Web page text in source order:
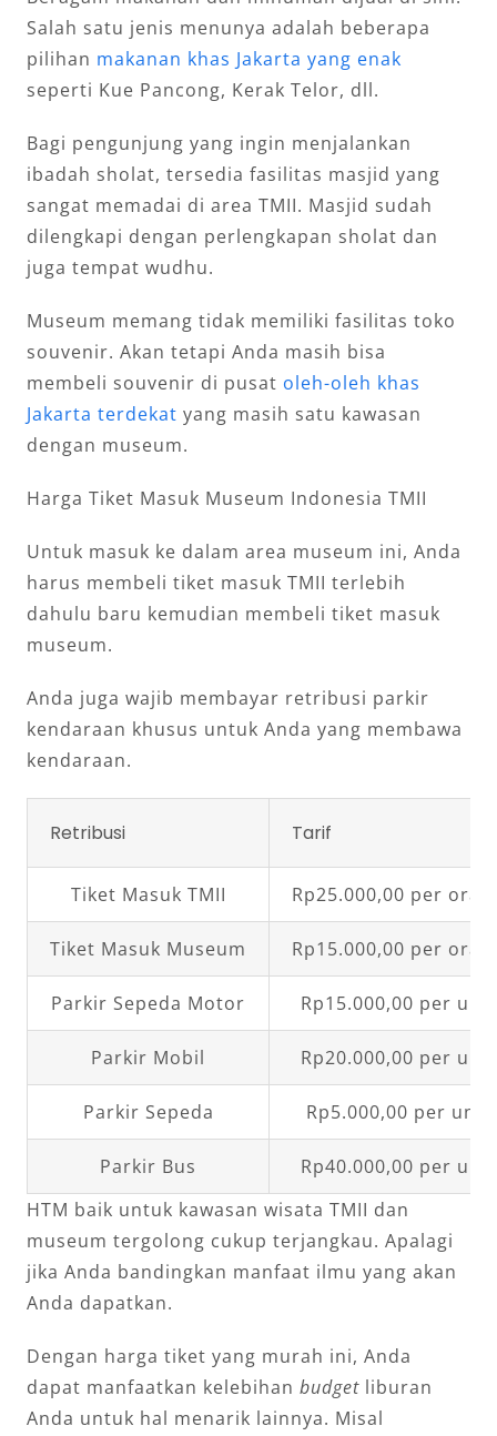
Salah satu jenis menunya adalah beberapa
pilihan makanan khas Jakarta yang enak
seperti Kue Pancong, Kerak Telor, dll.
Bagi pengunjung yang ingin menjalankan
ibadah sholat, tersedia fasilitas masjid yang
sangat memadai di area TMII. Masjid sudah
dilengkapi dengan perlengkapan sholat dan
juga tempat wudhu.
Museum memang tidak memiliki fasilitas toko
souvenir. Akan tetapi Anda masih bisa
membeli souvenir di pusat oleh-oleh khas
Jakarta terdekat yang masih satu kawasan
dengan museum.
Harga Tiket Masuk Museum Indonesia TMII
Untuk masuk ke dalam area museum ini, Anda
harus membeli tiket masuk TMII terlebih
dahulu baru kemudian membeli tiket masuk
museum.
Anda juga wajib membayar retribusi parkir
kendaraan khusus untuk Anda yang membawa
kendaraan.
Retribusi Tarif
Tiket Masuk TMII Rp25.000,00 per
Tiket Masuk Museum Rp15.000,00 per
Parkir Sepeda Motor Rp15.000,00 per unit
Parkir Mobil Rp20.000,00 per unit
Parkir Sepeda Rp5.000,00 per unit
Parkir Bus
Rp40.000,00 per unit
HTM baik untuk kawasan wisata TMII dan
museum tergolong cukup terjangkau. Apalagi
jika Anda bandingkan manfaat ilmu yang akan
Anda dapatkan.
Dengan harga tiket yang murah ini, Anda
dapat manfaatkan kelebihan budget liburan
Anda untuk hal menarik lainnya. Misal